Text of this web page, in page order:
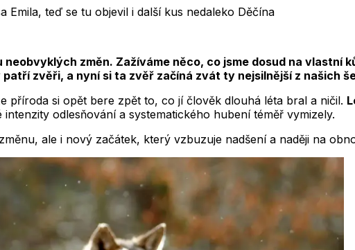
Emila, teď se tu objevil i další kus nedaleko Děčína
změn. Zažíváme něco, co jsme dosud na vlastní
zvěři, a nyní si ta zvěř začíná zvát ty nejsilnější z našich
příroda si opět bere zpět to, co jí člověk dlouhá léta bral a ničil.
intenzity odlesňování a systematického hubení téměř vymizely.
ale i nový začátek, který vzbuzuje nadšení a naději na